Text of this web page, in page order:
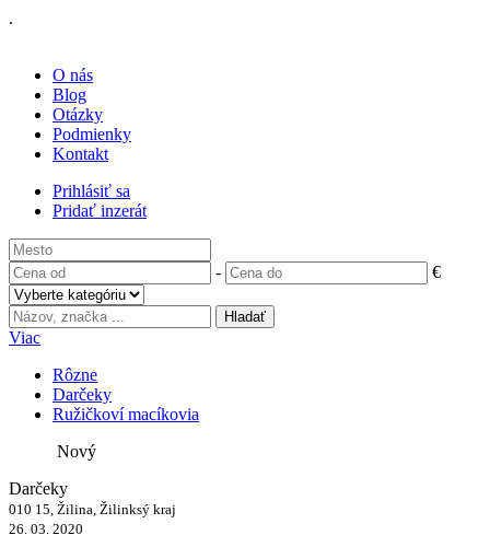
.
O nás
Blog
Otázky
Podmienky
Kontakt
Prihlásiť sa
Pridať inzerát
- €
Viac
Rôzne
Darčeky
Ružičkoví macíkovia
Nový
Darčeky
010 15, Žilina, Žilinksý kraj
26. 03. 2020